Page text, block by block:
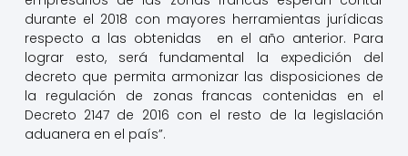
durante el 2018 con mayores herramientas jurídicas
respecto a las obtenidas en el año anterior. Para
lograr esto, será fundamental la expedición del
decreto que permita armonizar las disposiciones de
la regulación de zonas francas contenidas en el
Decreto 2147 de 2016 con el resto de la legislación
aduanera en el país”.